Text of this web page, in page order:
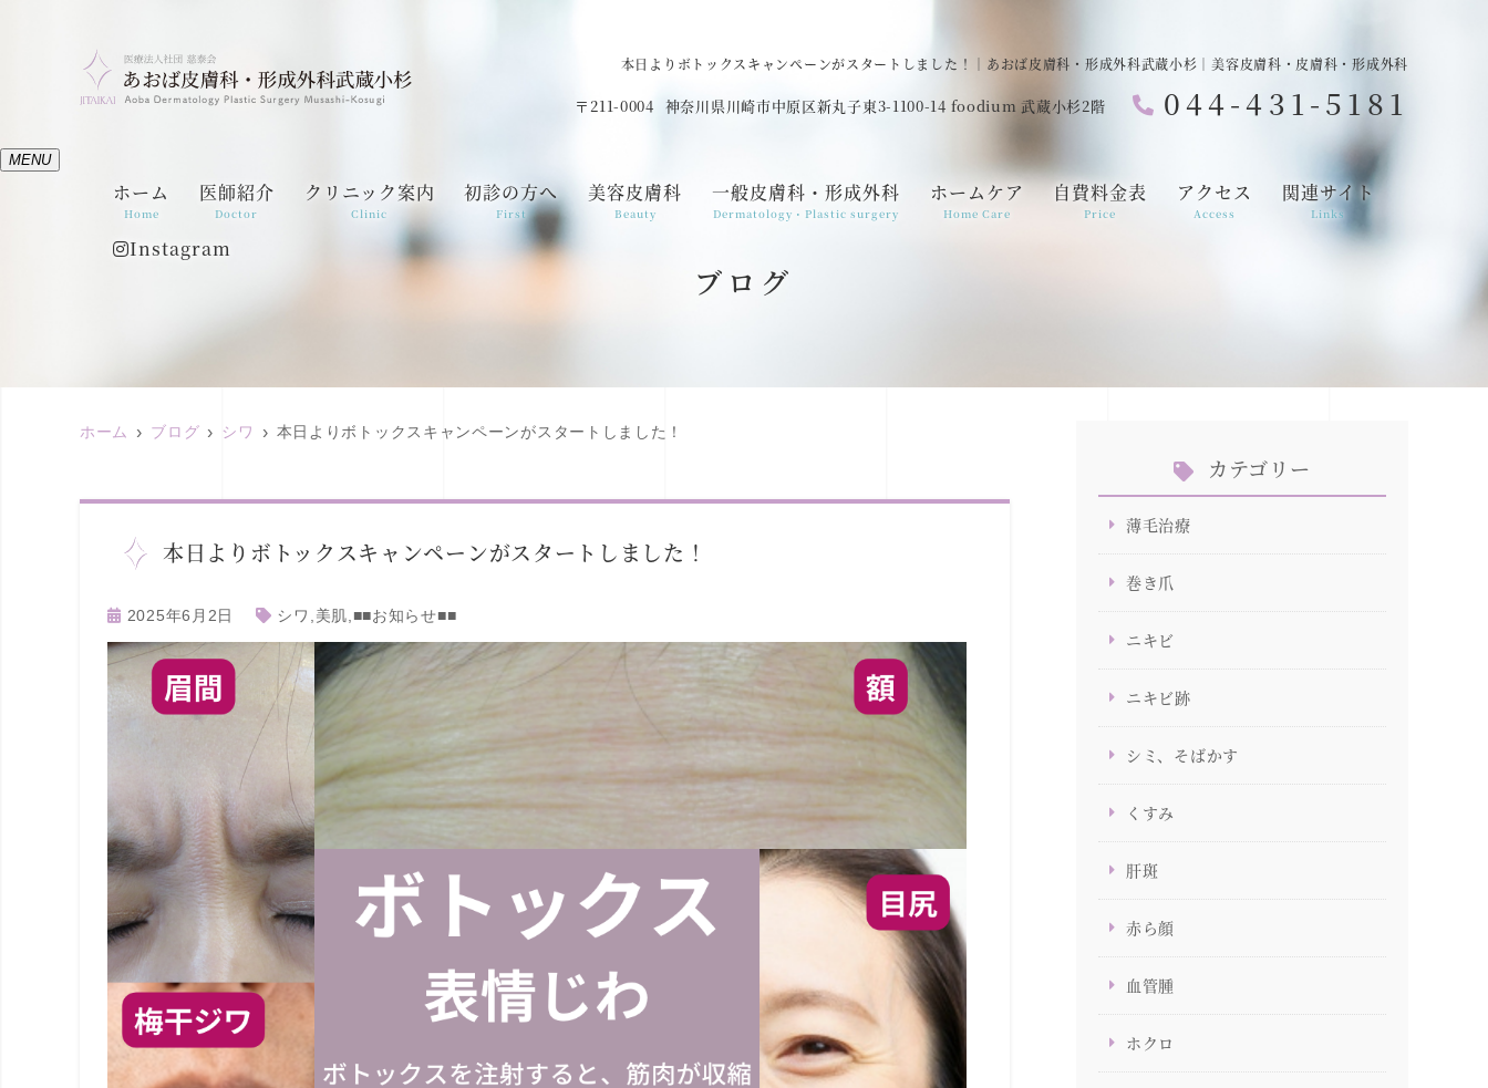
本日よりボトックスキャンペーンがスタートしました！｜あおば皮膚科・形成外科武蔵小杉｜美容皮膚科・皮膚科・形成外科
〒211-0004 神奈川県川崎市中原区新丸子東3-1100-14 foodium 武蔵小杉2階 044-431-5181
MENU
ホーム
Home
医師紹介
Doctor
クリニック案内
Clinic
初診の方へ
First
美容皮膚科
Beauty
一般皮膚科・形成外科
Dermatology・Plastic surgery
ホームケア
Home Care
自費料金表
Price
アクセス
Access
関連サイト
Links
Instagram
ブログ
ホーム ブログ シワ 本日よりボトックスキャンペーンがスタートしました！
本日よりボトックスキャンペーンがスタートしました！
2025年6月2日 シワ 美肌 ■■お知らせ■■
カテゴリー
薄毛治療
巻き爪
ニキビ
ニキビ跡
シミ、そばかす
くすみ
肝斑
赤ら顔
血管腫
ホクロ